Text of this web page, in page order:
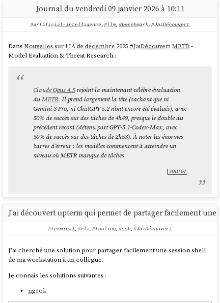
Je constate
Journal du vendredi 09 janvier 2026 à 10:11
#artificial-intelligence, #llm, #benchmark, #JaiDécouvert
DansNouvelles sur l’IA de décembre 2025 #JaiDécouvert METR-
Model Evaluation & Threat Research :
Claude Opus 4.5rejoint la maintenant célèbre évaluation
duMETR. Il prend largement la tête (sachant que ni
Gemini 3 Pro, ni ChatGPT 5.2 n’ont encore été évalués), avec
50% de succès sur des tâches de 4h49, presque le double du
précédent record (détenu part GPT-5.1-Codex-Max, avec
50% de succès sur des tâches de 2h53). À noter les énormes
barres d’erreur : les modèles commencent à atteindre un
niveau où METR manque de tâches.
source
J'ai découvert upterm qui permet de partager facilement
#terminal, #cli, #tooling, #ssh, #JaiDécouvert
J'ai cherché une solution pour partager facilement une session shell
de ma workstation à un collègue.
Je connais les solutions suivantes :
ngrok